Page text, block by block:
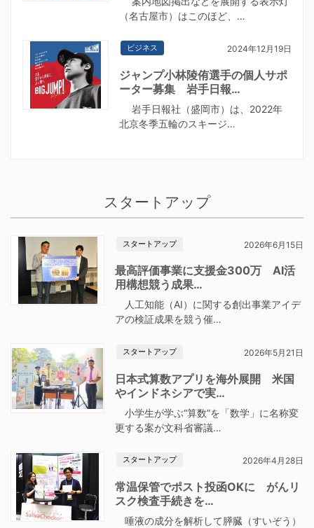
（名古屋市）はこのほど、…
ビジネス 2024年12月19日
ジャンプ小林陵侑選手の個人サポ
ーター募集 岩手日報…
岩手日報社（盛岡市）は、2022年
北京冬季五輪のスキージ…
スタートアップ
スタートアップ 2026年6月15日
最高評価事業に支援金300万 AI活
用構想競う成果…
人工知能（AI）に関する創出事業アイデ
アの検証成果を競う催…
スタートアップ 2026年5月21日
日本式算数アプリを海外展開 米国
やインドネシアで実…
小学生が学ぶ“算数”を「数学」に名称変
更する案が文科省審議…
スタートアップ 2026年4月28日
常温保管でポスト投函OKに がんリ
スク検査手続きを…
唾液の成分を解析して膵臓（すいぞう）